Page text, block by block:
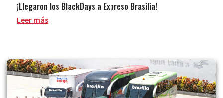
¡Llegaron los BlackDays a Expreso Brasilia!
Leer más